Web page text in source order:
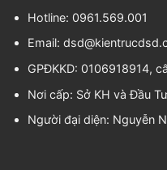
Hotline: 0961.569.001
Email:
GPĐKKD: 0106918914,
Nơi cấp: Sở KH và Đầu
Người đại diện: Nguyễn